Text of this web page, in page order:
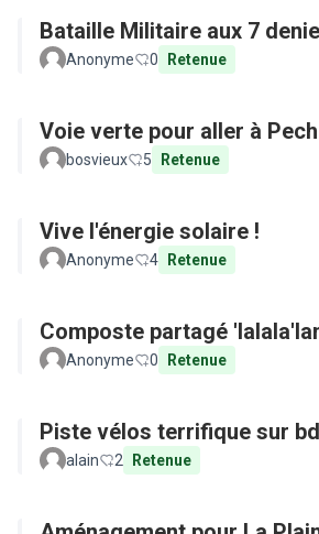
Bataille Militaire aux 7
Anonyme 0 Retenue
Voie verte pour aller à
bosvieux 5 Retenue
Vive l'énergie solaire !
Anonyme 4 Retenue
Composte partagé
Anonyme 0 Retenue
Piste vélos terrifique sur
alain 2 Retenue